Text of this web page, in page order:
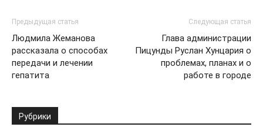
Предыдущая статья
Людмила Жеманова
рассказала о способах
передачи и лечении
гепатита
Следующая статья
Глава администрации
Пицунды Руслан Хунцария о
проблемах, планах и о
работе в городе
Рубрики